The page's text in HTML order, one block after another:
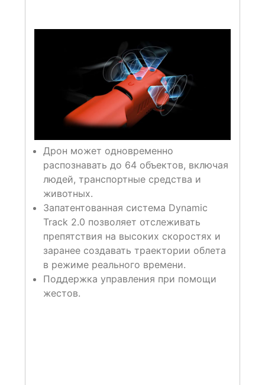
Дрон может одновременно
распознавать до 64 объектов, включая
людей, транспортные средства и
животных.
Запатентованная система Dynamic
Track 2.0 позволяет отслеживать
препятствия на высоких скоростях и
заранее создавать траектории облета
в режиме реального времени.
Поддержка управления при помощи
жестов.